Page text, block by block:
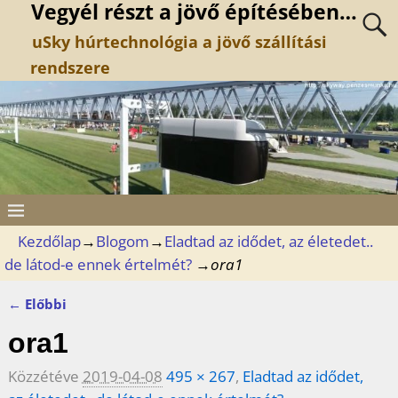
Vegyél részt a jövő építésében…
uSky húrtechnológia a jövő szállítási
rendszere
Kezdőlap→Blogom→Eladtad az idődet, az életedet..
de látod-e ennek értelmét? →ora1
← Előbbi
ora1
Közzétéve 2019-04-08 495 × 267, Eladtad az idődet,